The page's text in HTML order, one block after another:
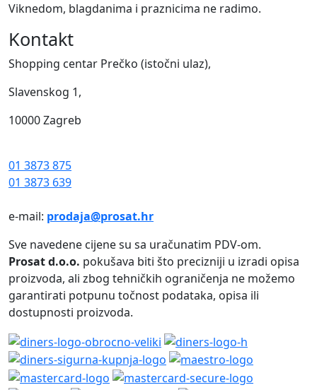
Viknedom, blagdanima i praznicima ne radimo.
Kontakt
Shopping centar Prečko (istočni ulaz),
Slavenskog 1,
10000 Zagreb
01 3873 875
01 3873 639
e-mail: prodaja@prosat.hr
Sve navedene cijene su sa uračunatim PDV-om.
Prosat d.o.o. pokušava biti što precizniji u izradi opisa
proizvoda, ali zbog tehničkih ograničenja ne možemo
garantirati potpunu točnost podataka, opisa ili
dostupnosti proizvoda.